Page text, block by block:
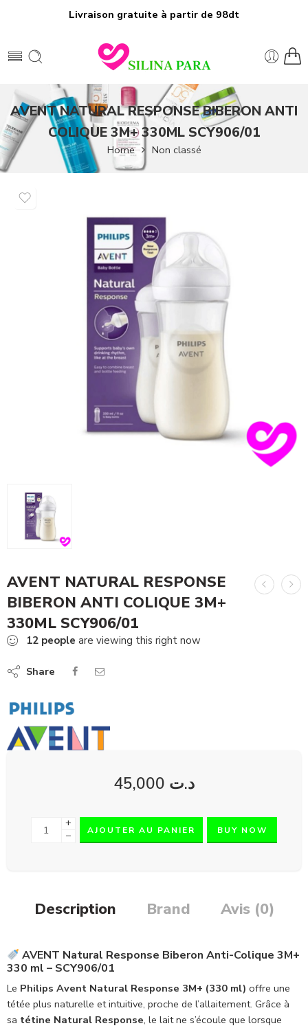
Livraison gratuite à partir de 98dt
AVENT NATURAL RESPONSE BIBERON ANTI
COLIQUE 3M+ 330ML SCY906/01
Home Non classé
AVENT NATURAL RESPONSE
BIBERON ANTI COLIQUE 3M+
330ML SCY906/01
12 people are viewing this right now
Share
د.ت
+
−
AJOUTER AU PANIER BUY NOW
Description Brand Avis (0)
AVENT Natural Response Biberon Anti-Colique 3M+
330 ml – SCY906/01
Le Philips Avent Natural Response 3M+ (330 ml) offre une
tétée plus naturelle et intuitive, proche de l’allaitement. Grâce à
sa tétine Natural Response, le lait ne s’écoule que lorsque